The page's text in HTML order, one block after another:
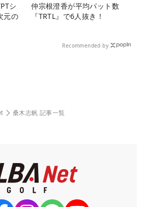
シ
元の
仲宗根澄香が平均パット数
『TRTL』で6人抜き！
Recommended by
桑木志帆 記事一覧